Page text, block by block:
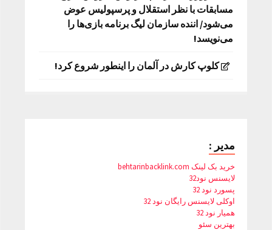
مسابقات با نظر استقلال و پرسپولیس عوض
می‌شود/ اننده سازمان لیگ برنامه بازی‌ها را
می‌نویسد!
کلوپ کارش در آلمان را اینطور شروع کرد!
مدیر :
خرید بک لینک behtarinbacklink.com
لایسنس نود32
پسورد نود 32
اوکلی لایسنس رایگان نود 32
همیار نود 32
بهترین سئو